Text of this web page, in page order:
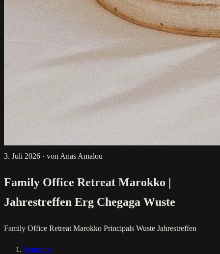
3. Juli 2026 · von Anas Amalou
Family Office Retreat Marokko |
Jahrestreffen Erg Chegaga Wuste
Family Office Retreat Marokko Principals Wuste Jahrestreffen
Startseite